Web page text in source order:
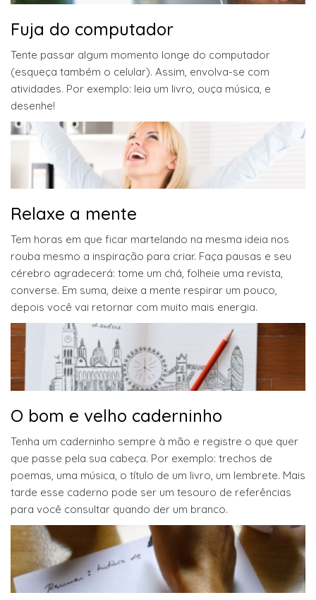
Fuja do computador
Tente passar algum momento longe do computador
(esqueça também o celular). Assim, envolva-se com
atividades. Por exemplo: leia um livro, ouça música, e
desenhe!
Relaxe a mente
Tem horas em que ficar martelando na mesma ideia nos
rouba mesmo a inspiração para criar. Faça pausas e seu
cérebro agradecerá: tome um chá, folheie uma revista,
converse. Em suma, deixe a mente respirar um pouco,
depois você vai retornar com muito mais energia.
O bom e velho caderninho
Tenha um caderninho sempre à mão e registre o que quer
que passe pela sua cabeça. Por exemplo: trechos de
poemas, uma música, o título de um livro, um lembrete. Mais
tarde esse caderno pode ser um tesouro de referências
para você consultar quando der um branco.